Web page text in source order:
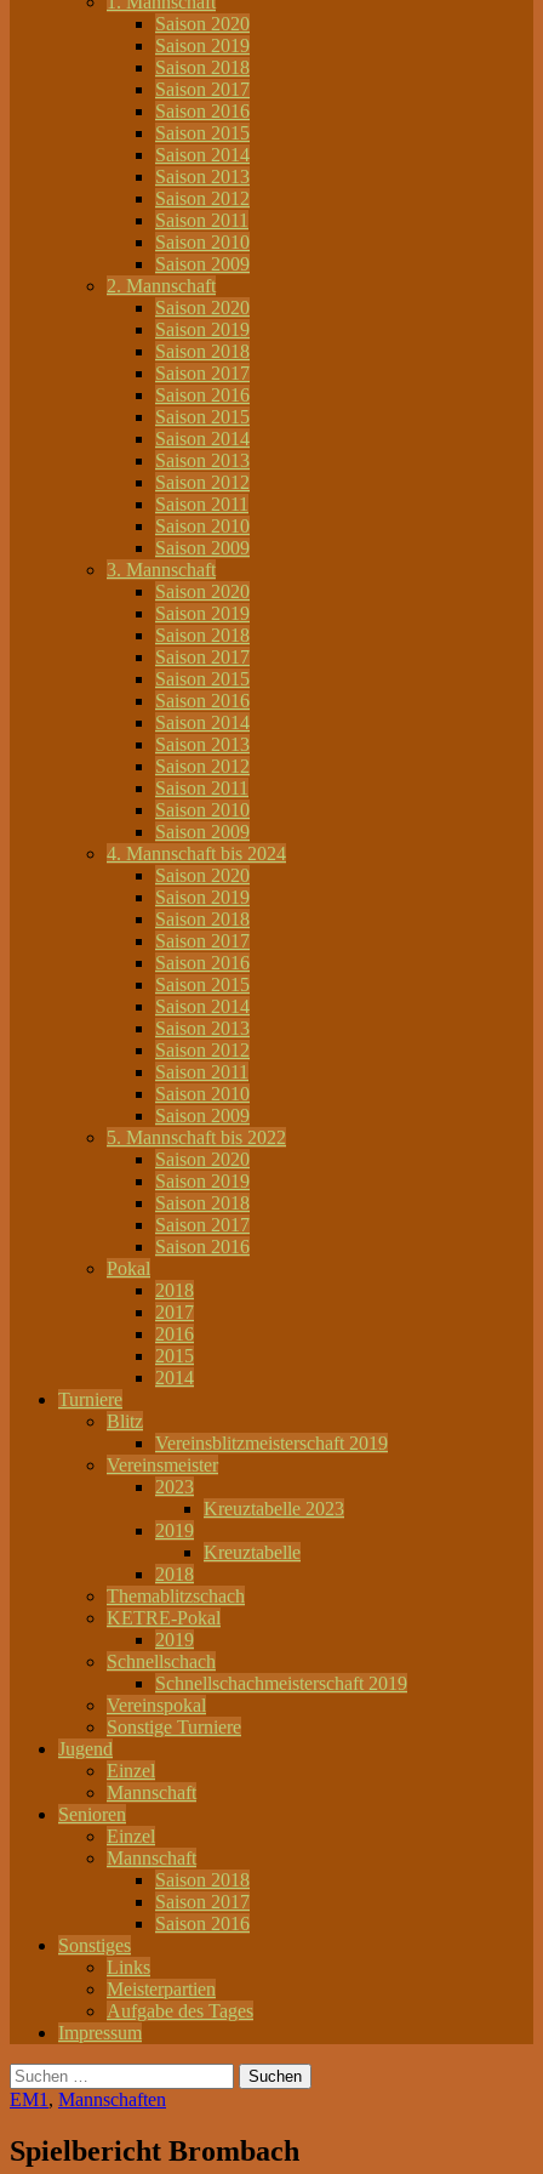
Saison 2020
Saison 2019
Saison 2018
Saison 2017
Saison 2016
Saison 2015
Saison 2014
Saison 2013
Saison 2012
Saison 2011
Saison 2010
Saison 2009
2. Mannschaft
Saison 2020
Saison 2019
Saison 2018
Saison 2017
Saison 2016
Saison 2015
Saison 2014
Saison 2013
Saison 2012
Saison 2011
Saison 2010
Saison 2009
3. Mannschaft
Saison 2020
Saison 2019
Saison 2018
Saison 2017
Saison 2015
Saison 2016
Saison 2014
Saison 2013
Saison 2012
Saison 2011
Saison 2010
Saison 2009
4. Mannschaft bis 2024
Saison 2020
Saison 2019
Saison 2018
Saison 2017
Saison 2016
Saison 2015
Saison 2014
Saison 2013
Saison 2012
Saison 2011
Saison 2010
Saison 2009
5. Mannschaft bis 2022
Saison 2020
Saison 2019
Saison 2018
Saison 2017
Saison 2016
Pokal
2018
2017
2016
2015
2014
Turniere
Blitz
Vereinsblitzmeisterschaft 2019
Vereinsmeister
2023
Kreuztabelle 2023
2019
Kreuztabelle
2018
Themablitzschach
KETRE-Pokal
2019
Schnellschach
Schnellschachmeisterschaft 2019
Vereinspokal
Sonstige Turniere
Jugend
Einzel
Mannschaft
Senioren
Einzel
Mannschaft
Saison 2018
Saison 2017
Saison 2016
Sonstiges
Links
Meisterpartien
Aufgabe des Tages
Impressum
Suchen
nach:
EM1 , Mannschaften
Spielbericht Brombach